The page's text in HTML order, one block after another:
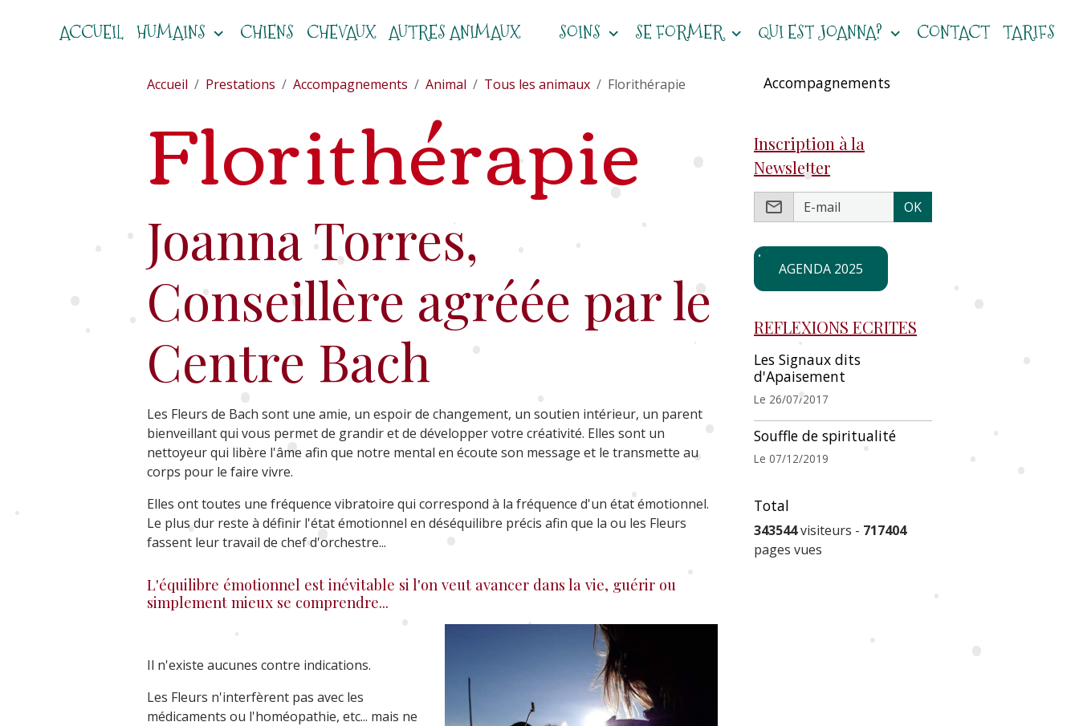
ACCUEIL HUMAINS CHIENS CHEVAUX AUTRES ANIMAUX SOINS SE FORMER QUI EST JOANNA? CONTACT TARIFS
Accueil Prestations Accompagnements Animal Tous les animaux Florithérapie
Florithérapie
Joanna Torres,
Conseillère agréée par le
Centre Bach
Les Fleurs de Bach sont une amie, un espoir de changement, un soutien intérieur, un parent
bienveillant qui vous permet de grandir et de développer votre créativité. Elles sont un
nettoyeur qui libère l'âme afin que notre mental en écoute son message et le transmette au
corps pour le faire vivre.
Elles ont toutes une fréquence vibratoire qui correspond à la fréquence d'un état émotionnel.
Le plus dur reste à définir l'état émotionnel en déséquilibre précis afin que la ou les Fleurs
fassent leur travail de chef d'orchestre...
L'équilibre émotionnel est inévitable si l'on veut avancer dans la vie, guérir ou
simplement mieux se comprendre...
Il n'existe aucunes contre indications.
Les Fleurs n'interfèrent pas avec les
médicaments ou l'homéopathie, etc... mais ne
Accompagnements
Inscription à la
Newsletter
OK
AGENDA 2025
REFLEXIONS ECRITES
Les Signaux dits
d'Apaisement
Le 26/07/2017
Souffle de spiritualité
Le 07/12/2019
Total
343544visiteurs - 717404
pages vues
•
•
•
•
•
• • •
•
•
•
•
•
•
•
•
•
•
•
•
•